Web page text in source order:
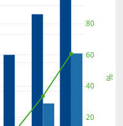
20
40
60
80
%